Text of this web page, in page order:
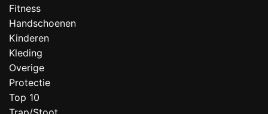
Fitness
Handschoenen
Kinderen
Kleding
Overige
Protectie
Top 10